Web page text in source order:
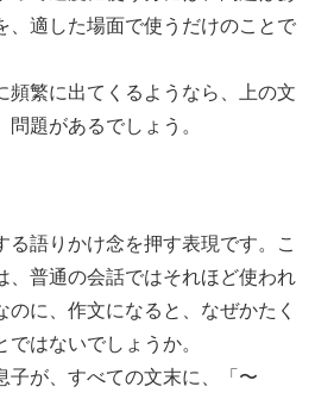
、適した場面で使うだけのことで
繁に出てくるようなら、上の文
題があるでしょう。
語りかけ念を押す表現です。こ
、普通の会話ではそれほど使われ
のに、作文になると、なぜかたく
はないでしょうか。
が、すべての文末に、「〜